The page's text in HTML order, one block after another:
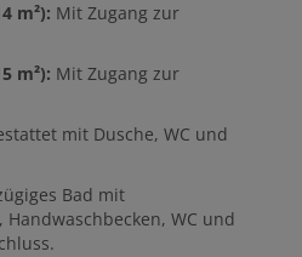
m²): Mit Zugang zur
m²): Mit Zugang zur
mit Dusche, WC und
Bad mit
, Handwaschbecken, WC und